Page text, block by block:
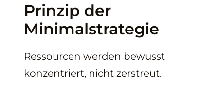
Prinzip der
Minimalstrategie
Ressourcen werden bewusst
konzentriert, nicht zerstreut.